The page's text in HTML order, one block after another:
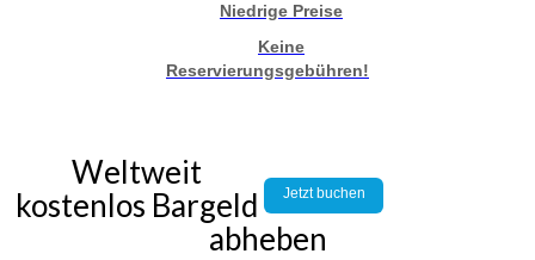
Niedrige Preise
Keine
Reservierungsgebühren!
Jetzt buchen
Weltweit
kostenlos Bargeld
abheben